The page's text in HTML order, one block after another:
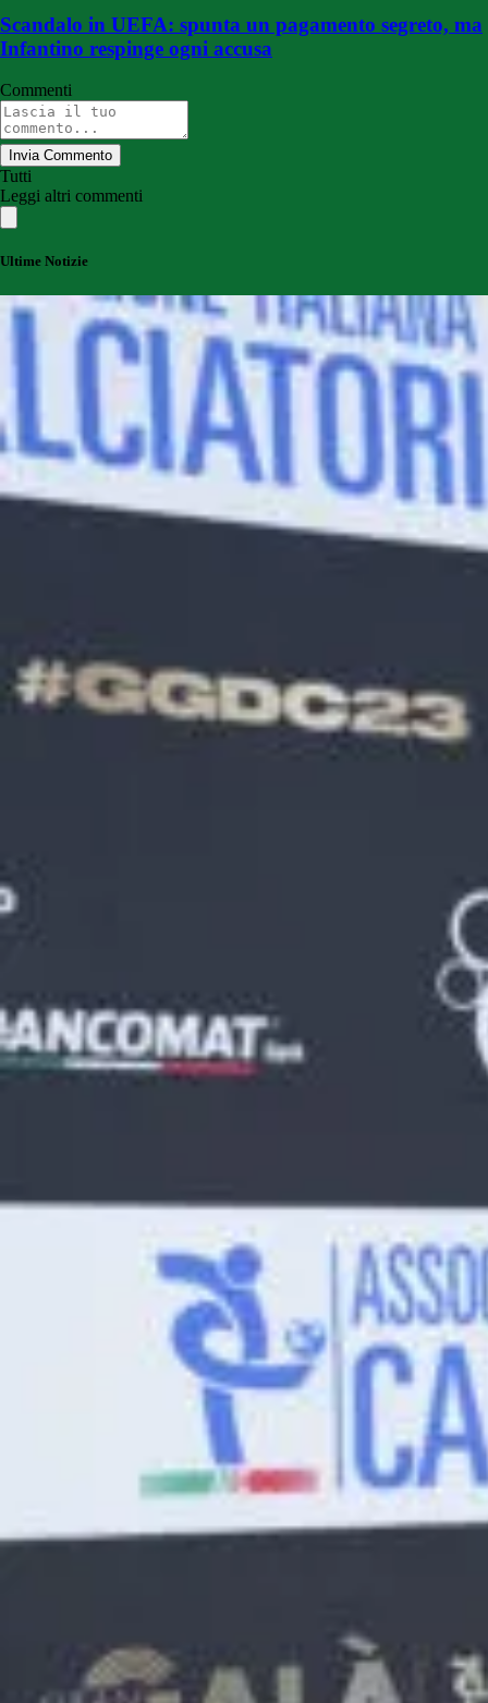
Scandalo in UEFA: spunta un pagamento segreto, ma
Infantino respinge ogni accusa
Commenti
Invia Commento
Tutti
Leggi altri commenti
Ultime Notizie